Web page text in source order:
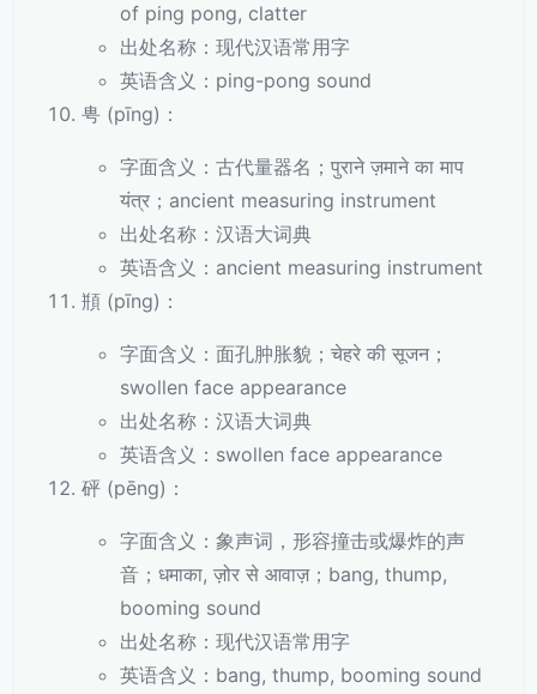
of ping pong, clatter
出处名称：现代汉语常用字
英语含义：ping-pong sound
甹 (pīng)：
字面含义：古代量器名；पुराने ज़माने का माप
यंत्र；ancient measuring instrument
出处名称：汉语大词典
英语含义：ancient measuring instrument
頩 (pīng)：
字面含义：面孔肿胀貌；चेहरे की सूजन；
swollen face appearance
出处名称：汉语大词典
英语含义：swollen face appearance
砰 (pēng)：
字面含义：象声词，形容撞击或爆炸的声
音；धमाका, ज़ोर से आवाज़；bang, thump,
booming sound
出处名称：现代汉语常用字
英语含义：bang, thump, booming sound